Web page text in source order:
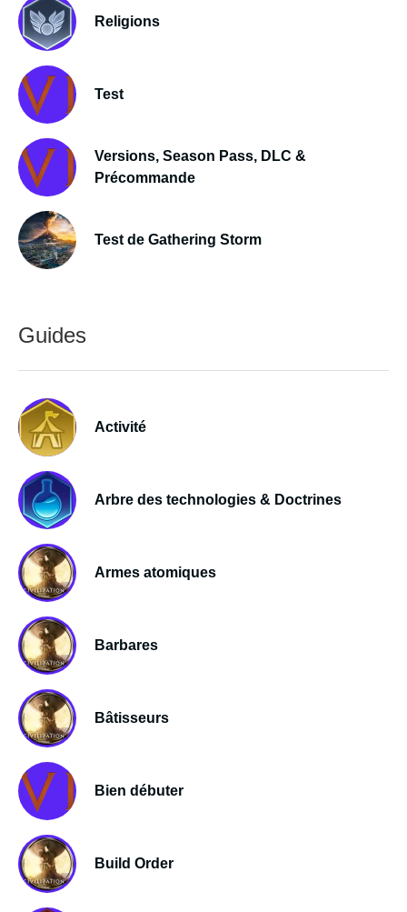
Religions
Test
Versions, Season Pass, DLC &
Précommande
Test de Gathering Storm
Guides
Activité
Arbre des technologies & Doctrines
Armes atomiques
Barbares
Bâtisseurs
Bien débuter
Build Order